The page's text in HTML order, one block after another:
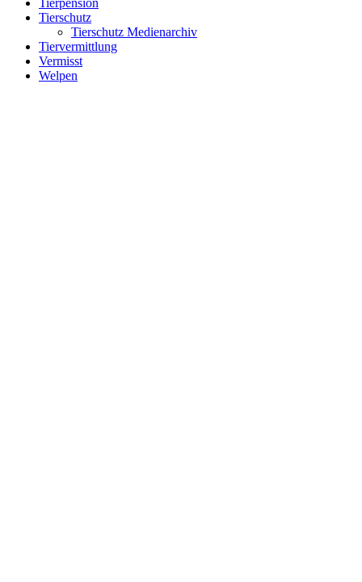
Tierpension
Tierschutz
Tierschutz Medienarchiv
Tiervermittlung
Vermisst
Welpen